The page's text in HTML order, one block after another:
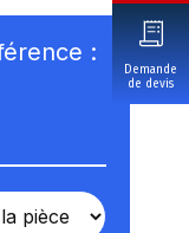
Demande
de devis
: